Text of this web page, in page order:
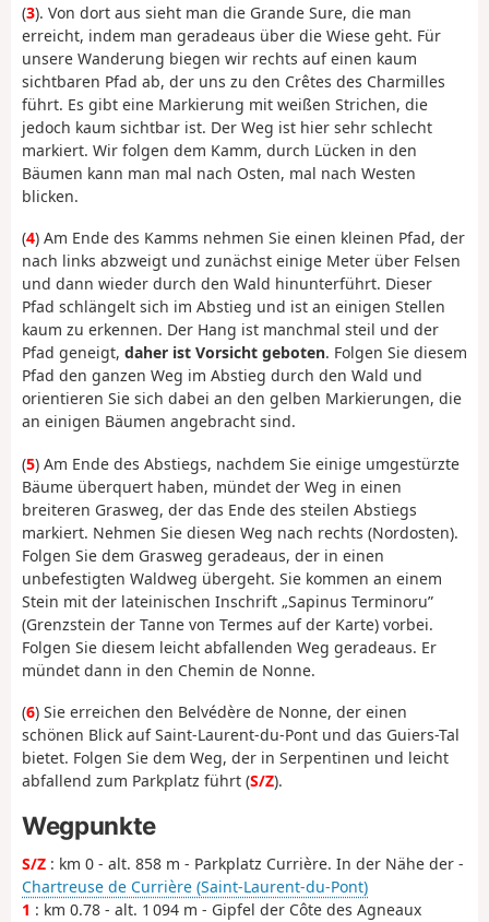
(3). Von dort aus sieht man die Grande Sure, die man
erreicht, indem man geradeaus über die Wiese geht. Für
unsere Wanderung biegen wir rechts auf einen kaum
sichtbaren Pfad ab, der uns zu den Crêtes des Charmilles
führt. Es gibt eine Markierung mit weißen Strichen, die
jedoch kaum sichtbar ist. Der Weg ist hier sehr schlecht
markiert. Wir folgen dem Kamm, durch Lücken in den
Bäumen kann man mal nach Osten, mal nach Westen
blicken.
(4) Am Ende des Kamms nehmen Sie einen kleinen Pfad, der
nach links abzweigt und zunächst einige Meter über Felsen
und dann wieder durch den Wald hinunterführt. Dieser
Pfad schlängelt sich im Abstieg und ist an einigen Stellen
kaum zu erkennen. Der Hang ist manchmal steil und der
Pfad geneigt, daher ist Vorsicht geboten. Folgen Sie diesem
Pfad den ganzen Weg im Abstieg durch den Wald und
orientieren Sie sich dabei an den gelben Markierungen, die
an einigen Bäumen angebracht sind.
(5) Am Ende des Abstiegs, nachdem Sie einige umgestürzte
Bäume überquert haben, mündet der Weg in einen
breiteren Grasweg, der das Ende des steilen Abstiegs
markiert. Nehmen Sie diesen Weg nach rechts (Nordosten).
Folgen Sie dem Grasweg geradeaus, der in einen
unbefestigten Waldweg übergeht. Sie kommen an einem
Stein mit der lateinischen Inschrift „Sapinus Terminoru”
(Grenzstein der Tanne von Termes auf der Karte) vorbei.
Folgen Sie diesem leicht abfallenden Weg geradeaus. Er
mündet dann in den Chemin de Nonne.
(6) Sie erreichen den Belvédère de Nonne, der einen
schönen Blick auf Saint-Laurent-du-Pont und das Guiers-Tal
bietet. Folgen Sie dem Weg, der in Serpentinen und leicht
abfallend zum Parkplatz führt (S/Z).
Wegpunkte
S/Z : km 0 - alt. 858 m - Parkplatz Currière. In der Nähe der -
Chartreuse de Currière (Saint-Laurent-du-Pont)
1 : km 0.78 - alt. 1 094 m - Gipfel der Côte des Agneaux